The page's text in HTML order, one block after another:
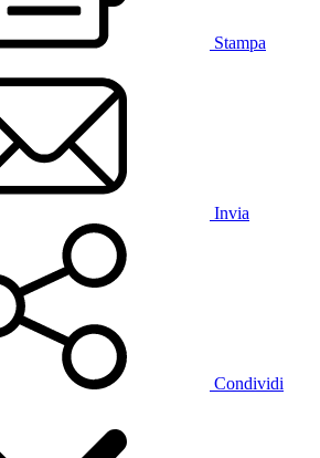
Stampa
Invia
Condividi